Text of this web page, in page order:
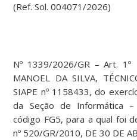
(Ref. Sol. 004071/2026)
Nº 1339/2026/GR – Art. 1º
MANOEL DA SILVA,
SIAPE nº 1158433, do
da Seção de Informática –
código FG5, para a qual foi
nº 520/GR/2010, DE 30 DE